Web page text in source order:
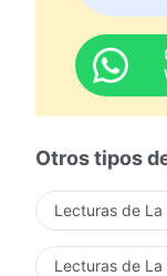
¡Canta tu
¡Todas las
¡Ahora
Otros tipos
Lecturas de
Lecturas de La